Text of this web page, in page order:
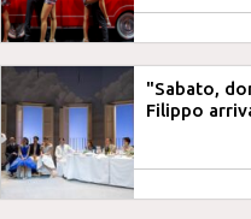
"Sabato,
Filippo